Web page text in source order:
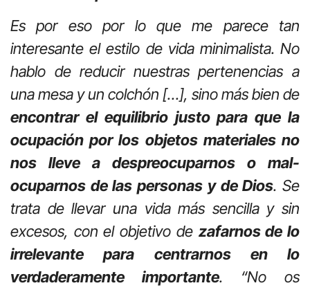
Es por eso por lo que me parece tan
interesante el estilo de vida minimalista. No
hablo de reducir nuestras pertenencias a
una mesa y un colchón […], sino más bien de
encontrar el equilibrio justo para que la
ocupación por los objetos materiales no
nos lleve a despreocuparnos o mal-
ocuparnos de las personas y de Dios. Se
trata de llevar una vida más sencilla y sin
excesos, con el objetivo de zafarnos de lo
irrelevante para centrarnos en lo
verdaderamente importante. “No os